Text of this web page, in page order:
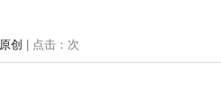
原创 | 点击： 次